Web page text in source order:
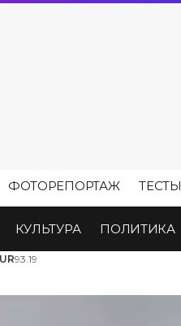
ФОТОРЕПОРТАЖ ТЕСТЫ
КУЛЬТУРА ПОЛИТИКА
93.19